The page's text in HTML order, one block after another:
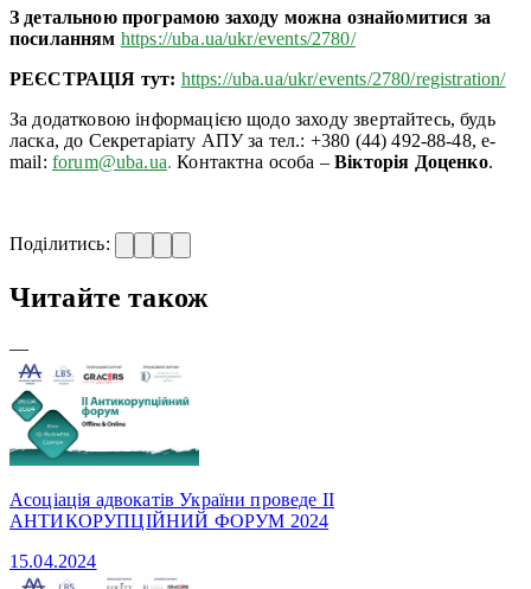
З детальною програмою заходу можна ознайомитися за
посиланням https://uba.ua/ukr/events/2780/
РЕЄСТРАЦІЯ тут: https://uba.ua/ukr/events/2780/registration/
За додатковою інформацією щодо заходу звертайтесь, будь
ласка, до Секретаріату АПУ за тел.: +380 (44) 492-88-48, e-
mail: forum@uba.ua.Контактна особа –Вікторія Доценко.
Поділитись:
Читайте також
—
Асоціація адвокатів України проведе II
АНТИКОРУПЦІЙНИЙ ФОРУМ 2024
15.04.2024